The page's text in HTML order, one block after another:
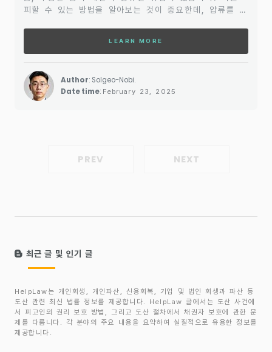
피할 수 있는 방법을 알아보는 것이 중요한데, 압류를 막
수 있는 상황이 있다면 이를 충분히 활용하는 것이 필요
있는 방법에 대해 자세히 살펴보겠습니다.채권 추심과 압
류의 기본 개념채권 추심은 빚을 갚지 않은 채무자에게
채권자가 법적 조치를 취해 채무를 상환하도록 하는 과정
LEARN MORE
Author: Solgeo-Nobi.
Date time: February 23, 2025
PREV NEXT
최근 글 및 인기 글
HelpLaw는 개인회생, 개인파산, 신용회복, 기업 및 법인 회생과 파산 등
도산 관련 최신 법률 정보를 제공합니다. HelpLaw 글에서는 도산 사건에
서 피고인의 권리 보호 방법, 그리고 도산 절차에서 채권자 보호에 관한 문
제를 다룹니다. 각 분야의 주요 내용을 요약하여 실질적으로 유용한 정보를
제공합니다.